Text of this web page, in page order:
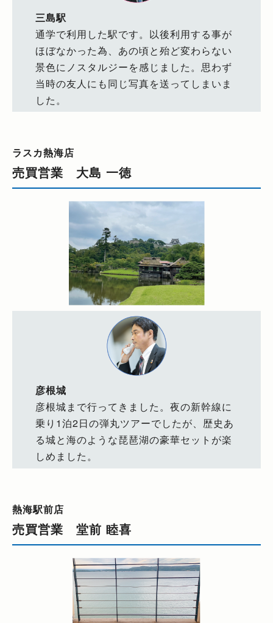
三島駅
通学で利用した駅です。以後利用する事が
ほぼなかった為、あの頃と殆ど変わらない
景色にノスタルジーを感じました。思わず
当時の友人にも同じ写真を送ってしまいま
した。
ラスカ熱海店
売買営業 大島 一徳
彦根城
彦根城まで行ってきました。夜の新幹線に
乗り1泊2日の弾丸ツアーでしたが、歴史あ
る城と海のような琵琶湖の豪華セットが楽
しめました。
熱海駅前店
売買営業 堂前 睦喜